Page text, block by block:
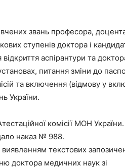
звань професора,
ступенів доктора і
аспірантури та
питання зміни до
та включення (відмову у
України.
комісії МОН
наказ № 988.
текстових
доктора медичних наук зі